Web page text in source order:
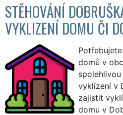
STĚHOVÁNÍ
VYKLIZENÍ DOMU ČI
domů v
vyklízení v
zajistit
domu v